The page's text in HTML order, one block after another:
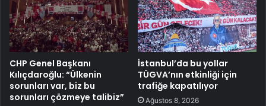
CHP Genel Başkanı
Kılıçdaroğlu: “Ülkenin
sorunları var, biz bu
sorunları çözmeye talibiz”
İstanbul’da bu yollar
TÜGVA’nın etkinliği için
trafiğe kapatılıyor
Ağustos 8, 2026